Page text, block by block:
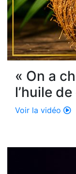
« On a
l’huile
Voir la vidéo